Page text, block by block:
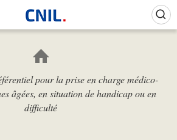
c
i
l
pour la prise en charge médico-
âgées, en situation de handicap ou en
difficulté
sur les cookies (témoins de connexion)